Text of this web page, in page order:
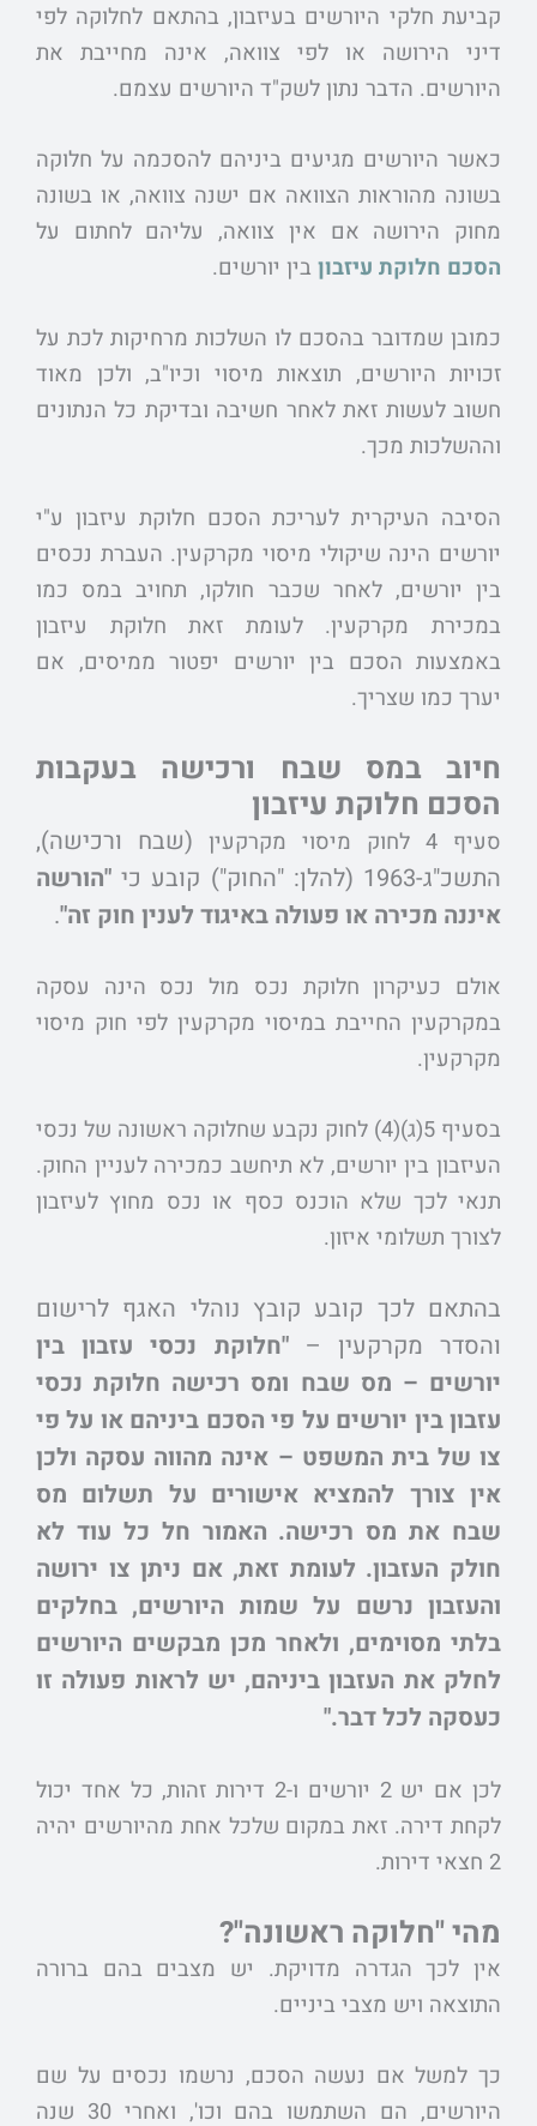
קביעת חלקי היורשים בעיזבון, בהתאם לחלוקה לפי
דיני הירושה או לפי צוואה, אינה מחייבת את
היורשים. הדבר נתון לשק"ד היורשים עצמם.
כאשר היורשים מגיעים ביניהם להסכמה על חלוקה
בשונה מהוראות הצוואה אם ישנה צוואה, או בשונה
מחוק הירושה אם אין צוואה, עליהם לחתום על
הסכם חלוקת עיזבון בין יורשים.
כמובן שמדובר בהסכם לו השלכות מרחיקות לכת על
זכויות היורשים, תוצאות מיסוי וכיו"ב, ולכן מאוד
חשוב לעשות זאת לאחר חשיבה ובדיקת כל הנתונים
וההשלכות מכך.
הסיבה העיקרית לעריכת הסכם חלוקת עיזבון ע"י
יורשים הינה שיקולי מיסוי מקרקעין. העברת נכסים
בין יורשים, לאחר שכבר חולקו, תחויב במס כמו
במכירת מקרקעין. לעומת זאת חלוקת עיזבון
באמצעות הסכם בין יורשים יפטור ממיסים, אם
יערך כמו שצריך.
חיוב במס שבח ורכישה בעקבות
הסכם חלוקת עיזבון
סעיף 4 לחוק מיסוי מקרקעין
(שבח ורכישה),
התשכ"ג-1963 (להלן: "החוק")
קובע כי "הורשה
איננה מכירה או פעולה באיגוד לענין חוק זה".
אולם כעיקרון חלוקת נכס מול נכס הינה עסקה
במקרקעין החייבת במיסוי מקרקעין לפי חוק מיסוי
מקרקעין.
בסעיף 5(ג)(4) לחוק נקבע שחלוקה ראשונה של נכסי
העיזבון בין יורשים, לא תיחשב כמכירה לעניין החוק.
תנאי לכך שלא הוכנס כסף או נכס מחוץ לעיזבון
לצורך תשלומי איזון.
בהתאם לכך קובע קובץ נוהלי האגף לרישום
והסדר מקרקעין –"חלוקת נכסי עזבון בין
יורשים – מס שבח ומס רכישה חלוקת נכסי
עזבון בין יורשים על פי הסכם ביניהם או על פי
צו של בית המשפט – אינה מהווה עסקה ולכן
אין צורך להמציא אישורים על תשלום מס
שבח את מס רכישה. האמור חל כל עוד לא
חולק העזבון. לעומת זאת, אם ניתן צו ירושה
והעזבון נרשם על שמות היורשים, בחלקים
בלתי מסוימים, ולאחר מכן מבקשים היורשים
לחלק את העזבון ביניהם, יש לראות פעולה זו
כעסקה לכל דבר."
לכן אם יש 2 יורשים ו-2 דירות זהות, כל אחד יכול
לקחת דירה. זאת במקום שלכל אחת מהיורשים יהיה
2 חצאי דירות.
מהי "חלוקה ראשונה"?
אין לכך הגדרה מדויקת. יש מצבים בהם ברורה
התוצאה ויש מצבי ביניים.
כך למשל אם נעשה הסכם, נרשמו נכסים על שם
היורשים, הם השתמשו בהם וכו', ואחרי 30 שנה